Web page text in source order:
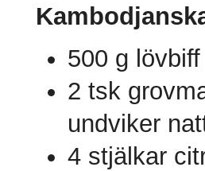
500 g lövbiff
2 tsk
undviker
4 stjälkar